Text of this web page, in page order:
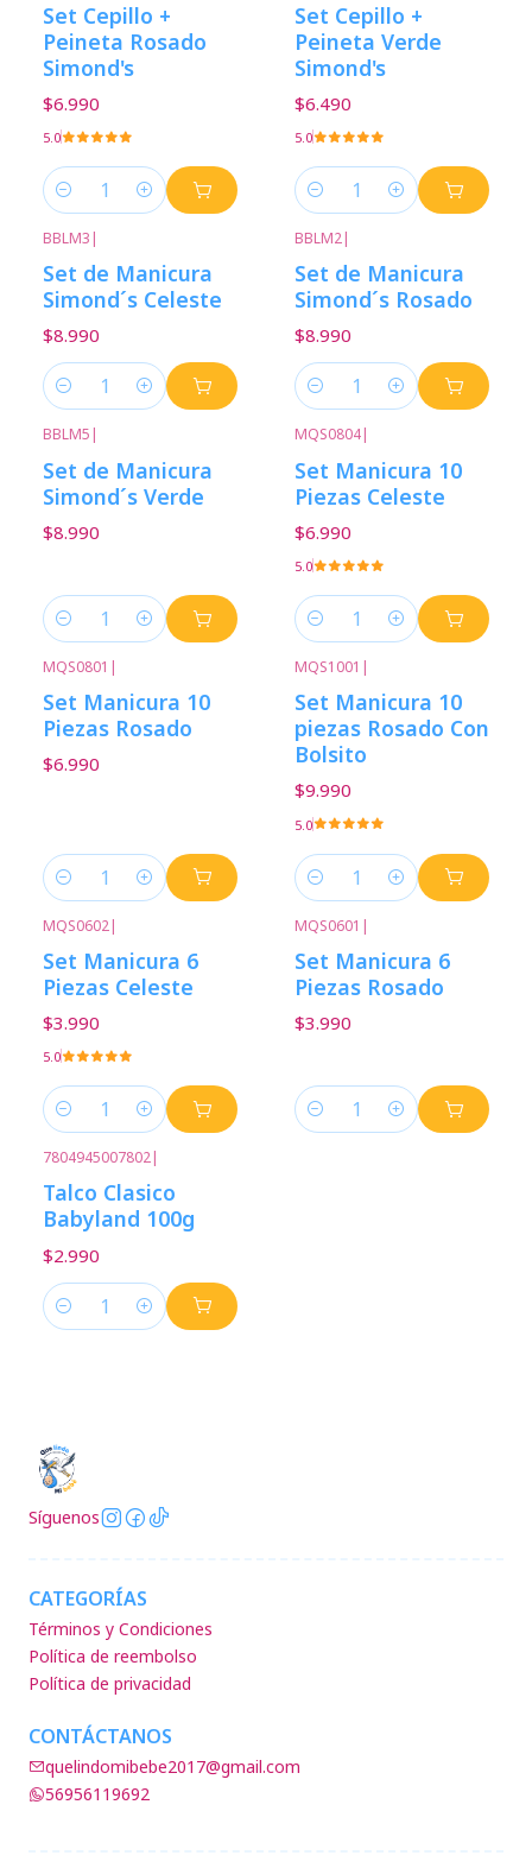
Set Cepillo +
Peineta Rosado
Simond's
$6.990
5.0
Cantidad
Set Cepillo +
Peineta Verde
Simond's
$6.490
5.0
Cantidad
BBLM3 |
Set de Manicura
Simond´s Celeste
$8.990
Cantidad
BBLM2|
Set de Manicura
Simond´s Rosado
$8.990
Cantidad
BBLM5
Set de Manicura
Simond´s Verde
$8.990
Cantidad
MQS0804
Set Manicura 10
Piezas Celeste
$6.990
5.0
Cantidad
MQS0801 |
Set Manicura 10
Piezas Rosado
$6.990
Cantidad
MQS1001 |
Set Manicura 10
piezas Rosado Con
Bolsito
$9.990
5.0
Cantidad
MQS0602|
Set Manicura 6
Piezas Celeste
$3.990
5.0
Cantidad
MQS0601 |
Set Manicura 6
Piezas Rosado
$3.990
Cantidad
7804945007802|
Talco Clasico
Babyland 100g
$2.990
Cantidad
Síguenos
CATEGORÍAS
Términos y Condiciones
Política de reembolso
Política de privacidad
CONTÁCTANOS
quelindomibebe2017@gmail.com
56956119692